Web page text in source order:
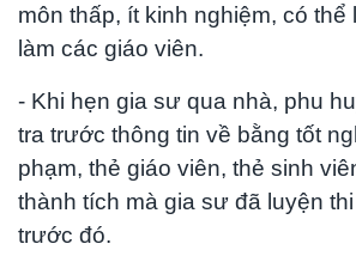
môn thấp, ít kinh nghiệm, có thể
làm các giáo viên.
- Khi hẹn gia sư qua nhà, phu
tra trước thông tin về bằng tốt
phạm, thẻ giáo viên, thẻ sinh
thành tích mà gia sư đã luyện
trước đó.